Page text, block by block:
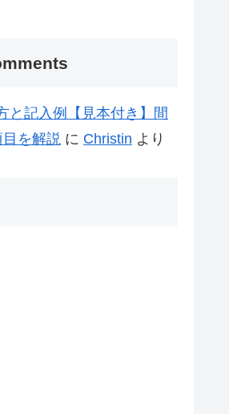
と記入例【見本付き】間
を解説 に Christin より